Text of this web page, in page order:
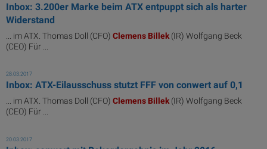
Inbox: 3.200er Marke beim ATX entpuppt sich als harter
Widerstand
... im ATX. Thomas Doll (CFO) Clemens Billek(IR) Wolfgang Beck
(CEO) Für ...
28.03.2017
Inbox: ATX-Eilausschuss stutzt FFF von conwert auf 0,1
... im ATX. Thomas Doll (CFO) Clemens Billek(IR) Wolfgang Beck
(CEO) Für ...
20.03.2017